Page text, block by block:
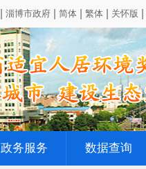
关怀版
繁体
简体
淄博市政府
政务服务 数据查询